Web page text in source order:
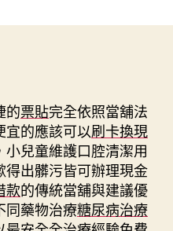
的票貼完全依照當舖法
的應該可以刷卡換現
兒童維護口腔清潔用
得出髒污皆可辦理現金
款的傳統當舖與建議優
同藥物治療糖尿病治療